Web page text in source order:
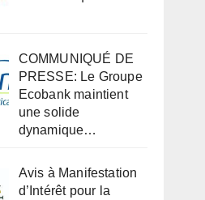
COMMUNIQUÉ DE
PRESSE: Le Groupe
Ecobank maintient
une solide
dynamique…
Avis à Manifestation
d’Intérêt pour la